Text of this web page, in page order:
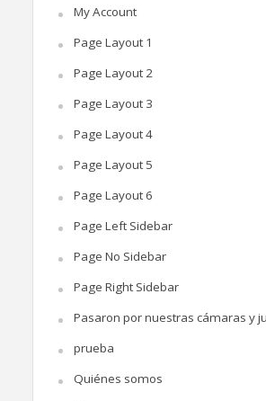
My Account
Page Layout 1
Page Layout 2
Page Layout 3
Page Layout 4
Page Layout 5
Page Layout 6
Page Left Sidebar
Page No Sidebar
Page Right Sidebar
Pasaron por nuestras cámaras y
prueba
Quiénes somos